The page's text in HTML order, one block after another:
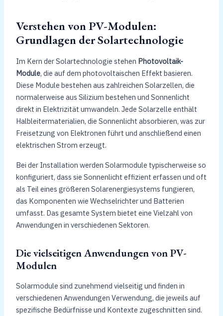
Verstehen von PV-Modulen:
Grundlagen der Solartechnologie
Im Kern der Solartechnologie stehen Photovoltaik-
Module, die auf dem photovoltaischen Effekt basieren.
Diese Module bestehen aus zahlreichen Solarzellen, die
normalerweise aus Silizium bestehen und Sonnenlicht
direkt in Elektrizität umwandeln. Jede Solarzelle enthält
Halbleitermaterialien, die Sonnenlicht absorbieren, was zur
Freisetzung von Elektronen führt und anschließend einen
elektrischen Strom erzeugt.
Bei der Installation werden Solarmodule typischerweise so
konfiguriert, dass sie Sonnenlicht effizient erfassen und oft
als Teil eines größeren Solarenergiesystems fungieren,
das Komponenten wie Wechselrichter und Batterien
umfasst. Das gesamte System bietet eine Vielzahl von
Anwendungen in verschiedenen Sektoren.
Die vielseitigen Anwendungen von PV-
Modulen
Solarmodule sind zunehmend vielseitig und finden in
verschiedenen Anwendungen Verwendung, die jeweils auf
spezifische Bedürfnisse und Kontexte zugeschnitten sind.